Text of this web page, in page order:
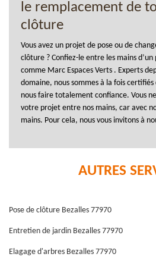
le remplacement de
clôture
Vous avez un projet de pose ou de
clôture ? Confiez-le entre les mains
comme Marc Espaces Verts . Experts
domaine, nous sommes à la fois
nous faire totalement confiance. Vous
votre projet entre nos mains, car avec
mains. Pour cela, nous vous invitons à
AUTRES
Pose de clôture Bezalles 77970
Entretien de jardin Bezalles 77970
Elagage d'arbres Bezalles 77970